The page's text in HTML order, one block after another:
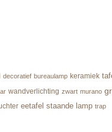
decoratief bureaulamp keramiek
wandverlichting zwart murano
eetafel staande lamp trap